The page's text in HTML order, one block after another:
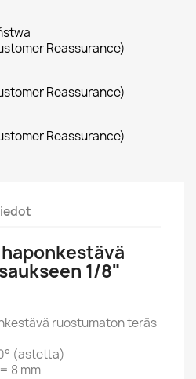
Reassurance)
Reassurance)
Reassurance)
1/8"
ruostumaton teräs
(astetta)
8 mm